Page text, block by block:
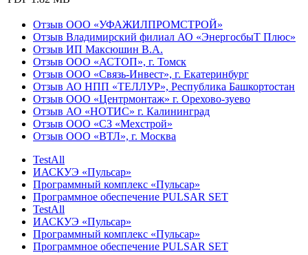
Отзыв ООО «УФАЖИЛПРОМСТРОЙ»
Отзыв Владимирский филиал АО «ЭнергосбыТ Плюс»
Отзыв ИП Максюшин В.А.
Отзыв ООО «АСТОП», г. Томск
Отзыв ООО «Связь-Инвест», г. Екатеринбург
Отзыв АО НПП «ТЕЛЛУР», Республика Башкортостан
Отзыв ООО «Центрмонтаж» г. Орехово-зуево
Отзыв АО «НОТИС» г. Калининград
Отзыв ООО «СЗ «Мехстрой»
Отзыв ООО «ВТЛ», г. Москва
TestAll
ИАСКУЭ «Пульсар»
Программный комплекс «Пульсар»
Программное обеспечение PULSAR SET
TestAll
ИАСКУЭ «Пульсар»
Программный комплекс «Пульсар»
Программное обеспечение PULSAR SET